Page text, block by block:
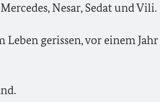
Nesar, Sedat und Vili.
Leben gerissen, vor einem